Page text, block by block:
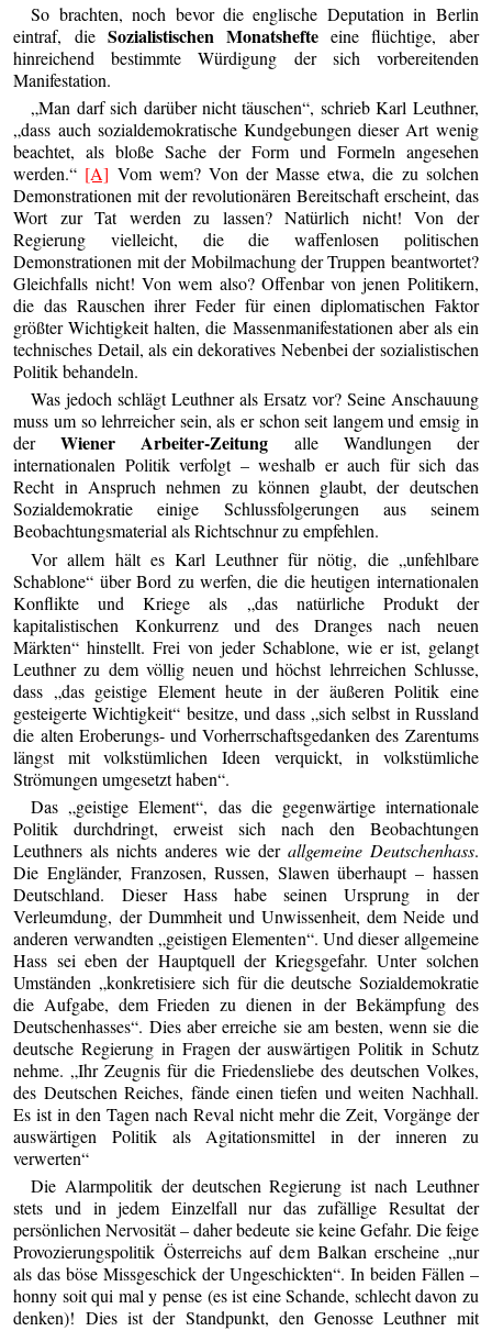
So brachten, noch bevor die englische Deputation in Berlin
eintraf, die Sozialistischen Monatshefte eine flüchtige, aber
hinreichend bestimmte Würdigung der sich vorbereitenden
Manifestation.
„Man darf sich darüber nicht täuschen“, schrieb Karl Leuthner,
„dass auch sozialdemokratische Kundgebungen dieser Art wenig
beachtet, als bloße Sache der Form und Formeln angesehen
werden.“ [A] Vom wem? Von der Masse etwa, die zu solchen
Demonstrationen mit der revolutionären Bereitschaft erscheint, das
Wort zur Tat werden zu lassen? Natürlich nicht! Von der
Regierung vielleicht, die die waffenlosen politischen
Demonstrationen mit der Mobilmachung der Truppen beantwortet?
Gleichfalls nicht! Von wem also? Offenbar von jenen Politikern,
die das Rauschen ihrer Feder für einen diplomatischen Faktor
größter Wichtigkeit halten, die Massenmanifestationen aber als ein
technisches Detail, als ein dekoratives Nebenbei der sozialistischen
Politik behandeln.
Was jedoch schlägt Leuthner als Ersatz vor? Seine Anschauung
muss um so lehrreicher sein, als er schon seit langem und emsig in
derWiener Arbeiter-Zeitung alle Wandlungen der
internationalen Politik verfolgt – weshalb er auch für sich das
Recht in Anspruch nehmen zu können glaubt, der deutschen
Sozialdemokratie einige Schlussfolgerungen aus seinem
Beobachtungsmaterial als Richtschnur zu empfehlen.
Vor allem hält es Karl Leuthner für nötig, die „unfehlbare
Schablone“ über Bord zu werfen, die die heutigen internationalen
Konflikte und Kriege als „das natürliche Produkt der
kapitalistischen Konkurrenz und des Dranges nach neuen
Märkten“ hinstellt. Frei von jeder Schablone, wie er ist, gelangt
Leuthner zu dem völlig neuen und höchst lehrreichen Schlusse,
dass „das geistige Element heute in der äußeren Politik eine
gesteigerte Wichtigkeit“ besitze, und dass „sich selbst in Russland
die alten Eroberungs- und Vorherrschaftsgedanken des Zarentums
längst mit volkstümlichen Ideen verquickt, in volkstümliche
Strömungen umgesetzt haben“.
Das „geistige Element“, das die gegenwärtige internationale
Politik durchdringt, erweist sich nach den Beobachtungen
Leuthners als nichts anderes wie der allgemeine Deutschenhass.
Die Engländer, Franzosen, Russen, Slawen überhaupt – hassen
Deutschland. Dieser Hass habe seinen Ursprung in der
Verleumdung, der Dummheit und Unwissenheit, dem Neide und
anderen verwandten „geistigen Elementen“. Und dieser allgemeine
Hass sei eben der Hauptquell der Kriegsgefahr. Unter solchen
Umständen „konkretisiere sich für die deutsche Sozialdemokratie
die Aufgabe, dem Frieden zu dienen in der Bekämpfung des
Deutschenhasses“. Dies aber erreiche sie am besten, wenn sie die
deutsche Regierung in Fragen der auswärtigen Politik in Schutz
nehme. „Ihr Zeugnis für die Friedensliebe des deutschen Volkes,
des Deutschen Reiches, fände einen tiefen und weiten Nachhall.
Es ist in den Tagen nach Reval nicht mehr die Zeit, Vorgänge der
auswärtigen Politik als Agitationsmittel in der inneren zu
verwerten“
Die Alarmpolitik der deutschen Regierung ist nach Leuthner
stets und in jedem Einzelfall nur das zufällige Resultat der
persönlichen Nervosität – daher bedeute sie keine Gefahr. Die feige
Provozierungspolitik Österreichs auf dem Balkan erscheine „nur
als das böse Missgeschick der Ungeschickten“. In beiden Fällen –
honny soit qui mal y pense (es ist eine Schande, schlecht davon zu
denken)! Dies ist der Standpunkt, den Genosse Leuthner mit